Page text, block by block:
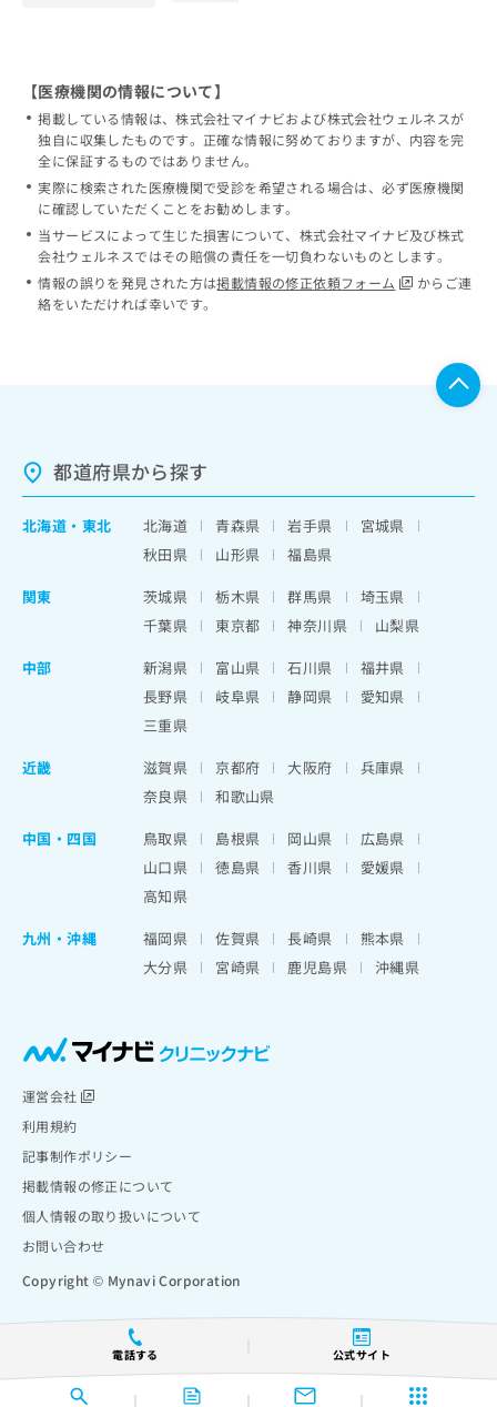
電話する 公式サイト
【医療機関の情報について】
掲載している情報は、株式会社マイナビおよび株式会社ウェルネスが
独自に収集したものです。正確な情報に努めておりますが、内容を完
全に保証するものではありません。
実際に検索された医療機関で受診を希望される場合は、必ず医療機関
に確認していただくことをお勧めします。
当サービスによって生じた損害について、株式会社マイナビ及び株式
会社ウェルネスではその賠償の責任を一切負わないものとします。
情報の誤りを発見された方は掲載情報の修正依頼フォーム
からご連
絡をいただければ幸いです。
都道府県から探す
北海道 ・ 東北 北海道 青森県 岩手県
宮城県
秋田県
山形県
福島県
関東
茨城県 栃木県 群馬県
埼玉県
千葉県
東京都 神奈川県
山梨県
中部
新潟県 富山県 石川県
福井県
長野県
岐阜県 静岡県
愛知県
三重県
近畿
滋賀県 京都府 大阪府
兵庫県
奈良県
和歌山県
中国・四国
鳥取県 島根県 岡山県
広島県
山口県
徳島県 香川県
愛媛県
高知県
九州・沖縄
福岡県 佐賀県 長崎県
熊本県
大分県
宮崎県 鹿児島県 沖縄県
運営会社
利用規約
記事制作ポリシー
掲載情報の修正について
個人情報の取り扱いについて
お問い合わせ
Copyright © Mynavi Corporation